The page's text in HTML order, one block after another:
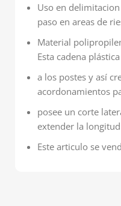
Uso en
paso en areas de
Material
Esta cadena
a los postes y así
acordonamientos
posee un corte
extender la
Este articulo se